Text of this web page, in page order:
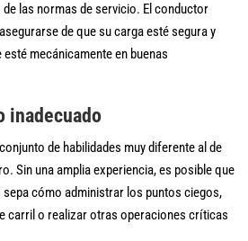
las normas de servicio. El conductor
de que su carga esté segura y
mecánicamente en buenas
inadecuado
de habilidades muy diferente al de
Sin una amplia experiencia, es posible que
cómo administrar los puntos ciegos,
carril o realizar otras operaciones críticas